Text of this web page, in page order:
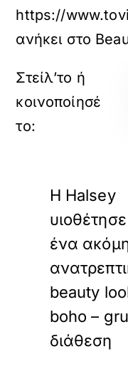
https://
ανήκει στο
H Halsey
υιοθέτησε
ένα
beauty
boho –
διάθεση